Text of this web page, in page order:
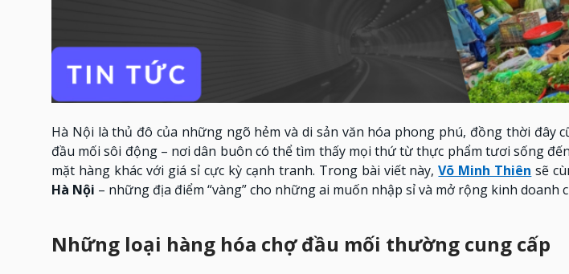
Hà Nội là thủ đô của những ngõ hẻm và di sản văn hóa phong phú, đồng thời đây
đầu mối sôi động – nơi dân buôn có thể tìm thấy mọi thứ từ thực phẩm tươi sống
mặt hàng khác với giá sỉ cực kỳ cạnh tranh. Trong bài viết này,Võ Minh Thiên sẽ
Hà Nội – những địa điểm “vàng” cho những ai muốn nhập sỉ và mở rộng kinh doanh
Những loại hàng hóa chợ đầu mối thường cung cấp